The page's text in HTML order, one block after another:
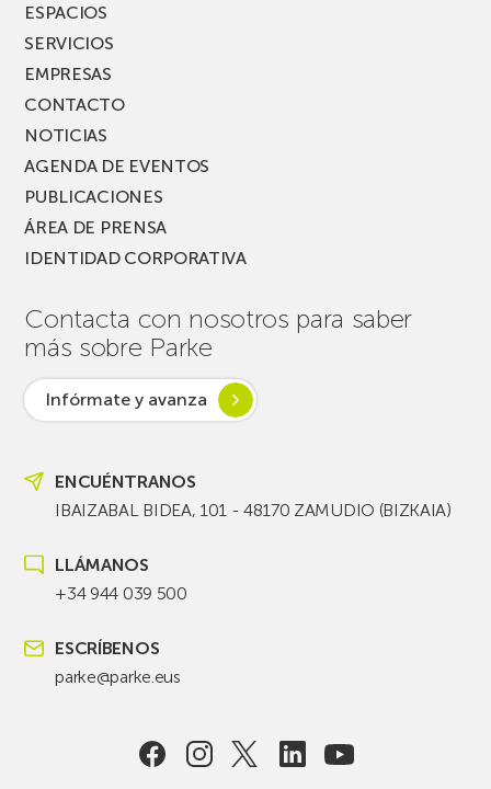
ESPACIOS
SERVICIOS
EMPRESAS
CONTACTO
NOTICIAS
AGENDA DE EVENTOS
PUBLICACIONES
ÁREA DE PRENSA
IDENTIDAD CORPORATIVA
Contacta con nosotros para saber
más sobre Parke
Infórmate y avanza
ENCUÉNTRANOS
IBAIZABAL BIDEA, 101 - 48170 ZAMUDIO (BIZKAIA)
LLÁMANOS
+34 944 039 500
ESCRÍBENOS
parke@parke.eus